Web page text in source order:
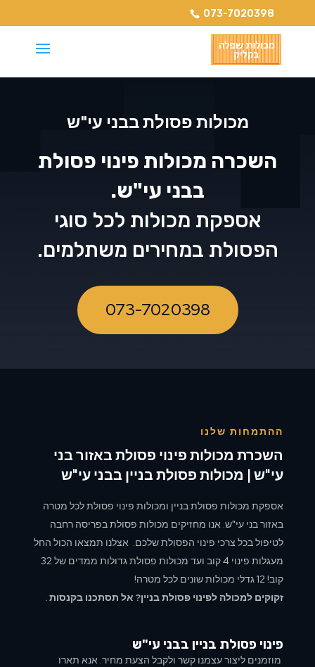
073-7020398
מכולות פסולת בבני עי"ש
השכרה מכולות פינוי פסולת
בבני עי"ש.
אספקת מכולות לכל סוגי
הפסולת במחירים משתלמים.
073-7020398
ההתמחות שלנו
השכרת מכולות פינוי פסולת באזור בני
עי"ש | מכולות פסולת בניין בבני עי"ש
אספקת מכולות פסולת בניין ומכולות פינוי פסולת לכל מטרה
באזור בני עי"ש. אנו מחזיקים מכולות פסולת בפריסה רחבה
לטיפול בכל צרכי פינוי הפסולת שלכם. אצלנו תמצאו הכול החל
מעגלות פינוי 4 קוב ועד מכולות פסולת גדולות ממדים של 32
קוב! 12 גדלי מכולות שונים לכל מטרה!
זקוקים למכולה לפינוי פסולת בניין? אל תסתכנו בקנסות .
פינוי פסולת בניין בבני עי"ש
מוזמנים ליצור עצמנו קשר ולקבל הצעת מחיר. אנא תארו